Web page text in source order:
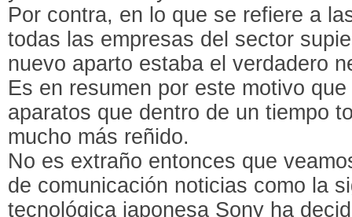
Por contra, en lo que se refiere a
todas las empresas del sector
nuevo aparto estaba el verdadero
Es en resumen por este motivo
aparatos que dentro de un tiempo
mucho más reñido.
No es extraño entonces que
de comunicación noticias como la
tecnológica japonesa Sony ha